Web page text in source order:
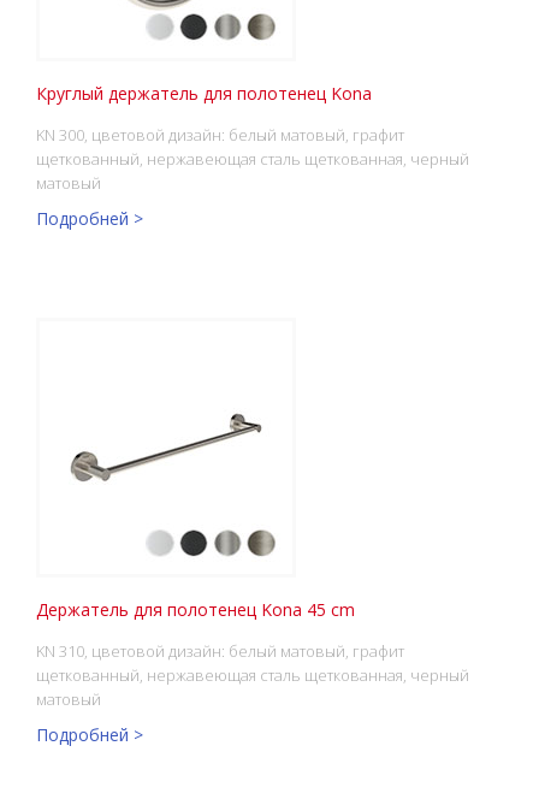
Круглый держатель для полотенец Kona
KN 300, цветовой дизайн: белый матовый, графит
щеткованный, нержавеющая сталь щеткованная, черный
матовый
Подробней >
Держатель для полотенец Kona 45 cm
KN 310, цветовой дизайн: белый матовый, графит
щеткованный, нержавеющая сталь щеткованная, черный
матовый
Подробней >